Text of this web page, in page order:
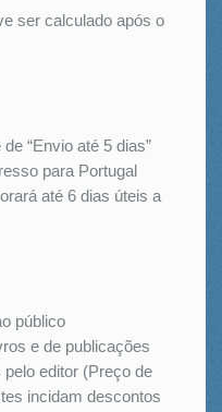
ser calculado após o
“Envio até 5 dias”
para Portugal
até 6 dias úteis a
público
e de publicações
editor (Preço de
incidam descontos